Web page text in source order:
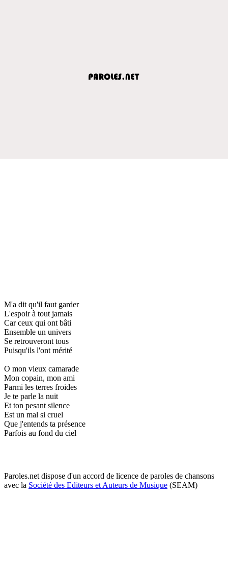
M'a dit qu'il faut garder
L'espoir à tout jamais
Car ceux qui ont bâti
Ensemble un univers
Se retrouveront tous
Puisqu'ils l'ont mérité
O mon vieux camarade
Mon copain, mon ami
Parmi les terres froides
Je te parle la nuit
Et ton pesant silence
Est un mal si cruel
Que j'entends ta présence
Parfois au fond du ciel
Paroles.net dispose d'un accord de licence de paroles de chansons
avec la Société des Editeurs et Auteurs de Musique (SEAM)